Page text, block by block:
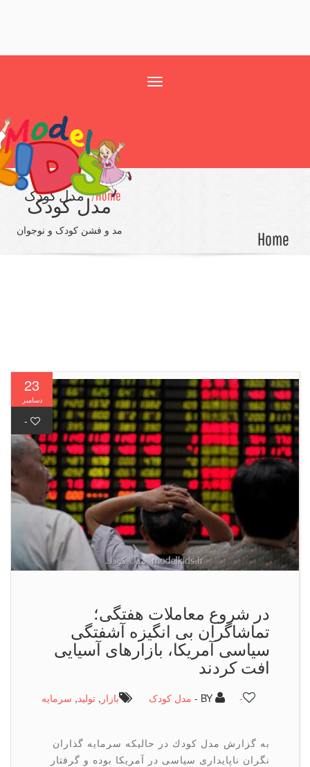
مدل کودک
مد و فشن کودک و نوجوان
مدل کودک
23
دسامبر
در شروع معاملات هفتگی؛
تماشاگران بی انگیزه آشفتگی
سیاسی آمریكا، بازارهای آسیایی
افت كردند
BY - مدل کودک بازار ,تولید,سرمایه
به گزارش مدل كودك در حالیكه سرمایه گذاران
نگران ناپایداری سیاسی در آمریكا بوده و گرفتار